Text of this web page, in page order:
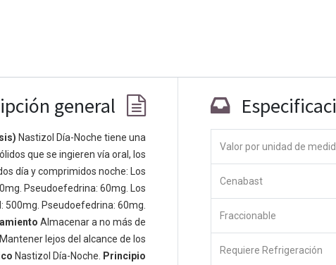
general
Nastizol Día-Noche tiene una
que se ingieren vía oral, los
día y comprimidos noche: Los
Pseudoefedrina: 60mg. Los
Pseudoefedrina: 60mg.
Almacenar a no más de
lejos del alcance de los
Nastizol Día-Noche. Principio
Valor por unidad de
Cenabast
Fraccionable
Requiere Refrigeración
de personas apasionadas cuyo objetivo es
todos a través de productos disruptivos.
productos para resolver sus problemas
productos están diseñados para
empresas dispuestas a optimizar su